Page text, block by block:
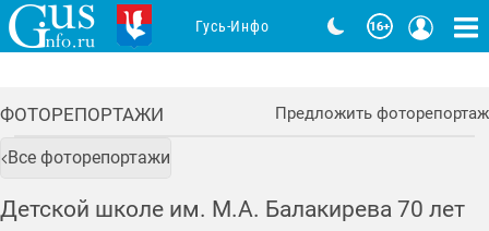
ФОТОРЕПОРТАЖИ Предложить фоторепортаж
Все фоторепортажи
Детской школе им. М.А. Балакирева 70 лет
Гусь-Инфо